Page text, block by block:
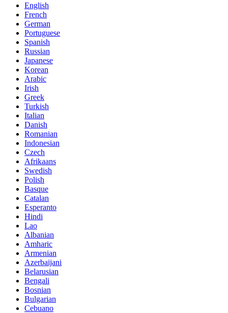
English
French
German
Portuguese
Spanish
Russian
Japanese
Korean
Arabic
Irish
Greek
Turkish
Italian
Danish
Romanian
Indonesian
Czech
Afrikaans
Swedish
Polish
Basque
Catalan
Esperanto
Hindi
Lao
Albanian
Amharic
Armenian
Azerbaijani
Belarusian
Bengali
Bosnian
Bulgarian
Cebuano